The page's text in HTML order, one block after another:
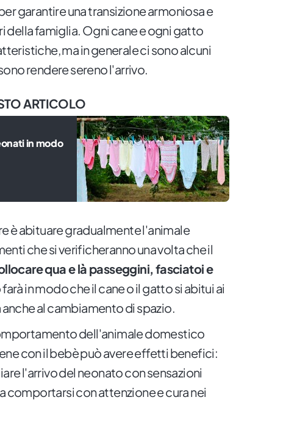
garantire una transizione armoniosa e
della famiglia. Ogni cane e ogni gatto
ma in generale ci sono alcuni
rendere sereno l'arrivo.
ARTICOLO
in modo
è abituare gradualmente l'animale
che si verificheranno una volta che il
qua e là passeggini, fasciatoi e
in modo che il cane o il gatto si abitui ai
al cambiamento di spazio.
dell'animale domestico
con il bebè può avere effetti benefici:
l'arrivo del neonato con sensazioni
comportarsi con attenzione e cura nei